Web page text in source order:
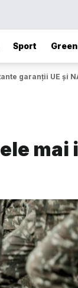
Sport Green
garanții UE și